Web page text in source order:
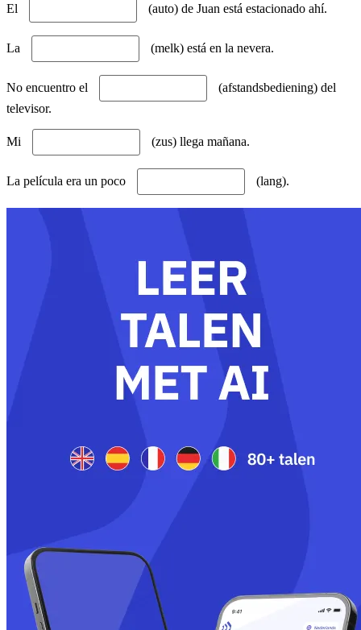
El (auto) de Juan está estacionado ahí.
La (melk) está en la nevera.
No encuentro el
(afstandsbediening) del
televisor.
Mi (zus) llega mañana.
La película era un poco (lang).